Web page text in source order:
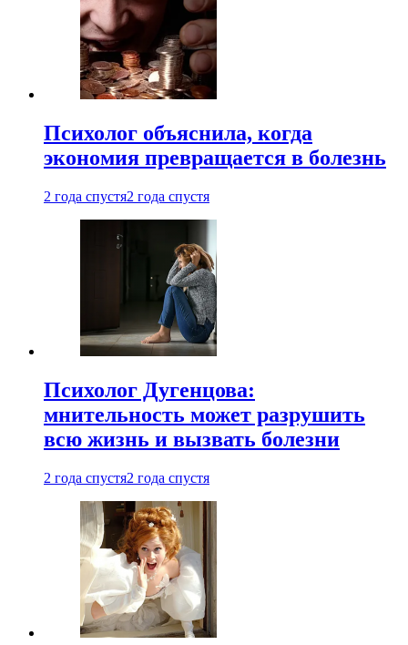
Психолог объяснила, когда
экономия превращается в болезнь
2 года спустя2 года спустя
Психолог Дугенцова:
мнительность может разрушить
всю жизнь и вызвать болезни
2 года спустя2 года спустя